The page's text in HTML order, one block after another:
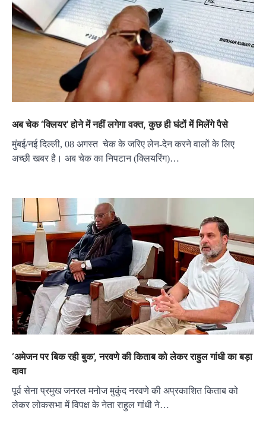
अब चेक ‘क्लियर’ होने में नहीं लगेगा वक्‍त, कुछ ही घंटों में मिलेंगे पैसे
मुंबई/नई दिल्‍ली, 08 अगस्‍त चेक के जरिए लेन-देन करने वालों के लिए
अच्‍छी खबर है। अब चेक का निपटान (क्लियरिंग)…
‘अमेजन पर बिक रही बुक’, नरवणे की किताब को लेकर राहुल गांधी का बड़ा
दावा
पूर्व सेना प्रमुख जनरल मनोज मुकुंद नरवणे की अप्रकाशित किताब को
लेकर लोकसभा में विपक्ष के नेता राहुल गांधी ने…